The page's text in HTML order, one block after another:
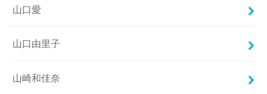
山口愛
山口由里子
山崎和佳奈